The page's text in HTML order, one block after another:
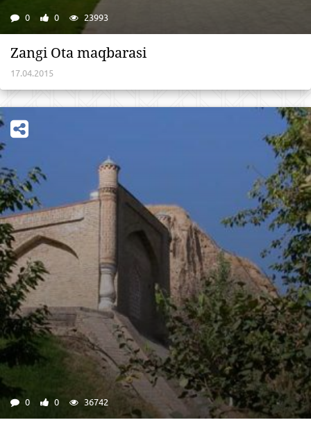
0 0 23993
Zangi Ota maqbarasi
17.04.2015
0 0 36742